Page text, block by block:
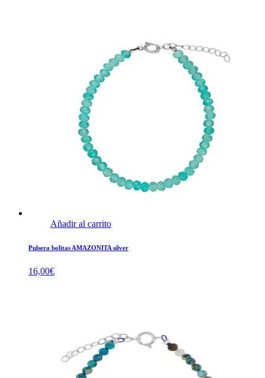
Añadir al carrito
Pulsera bolitas AMAZONITA silver
16,00€